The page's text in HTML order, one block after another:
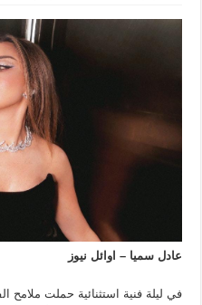
عادل سميا – اوائل نيوز
في ليلة فنية استثنائية حملت ملامح